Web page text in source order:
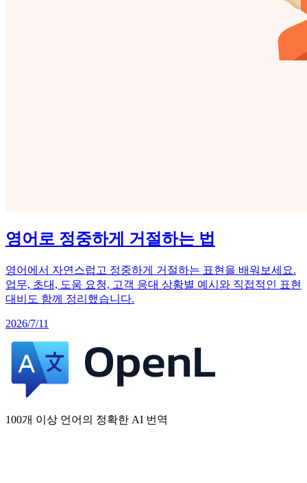
영어로 정중하게 거절하는 법
영어에서 자연스럽고 정중하게 거절하는 표현을 배워보세요.
업무, 초대, 도움 요청, 고객 응대 상황별 예시와 직접적인 표현
대비도 함께 정리했습니다.
2026/7/11
100개 이상 언어의 정확한 AI 번역